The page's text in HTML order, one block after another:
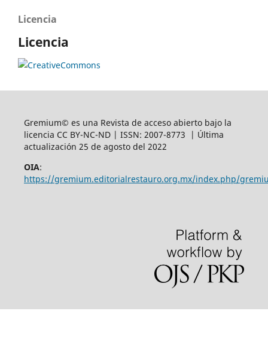
Licencia
Licencia
Gremium© es una Revista de acceso abierto bajo la
licencia CC BY-NC-ND | ISSN: 2007-8773 | Última
actualización 25 de agosto del 2022
OIA:
https://gremium.editorialrestauro.org.mx/index.php/